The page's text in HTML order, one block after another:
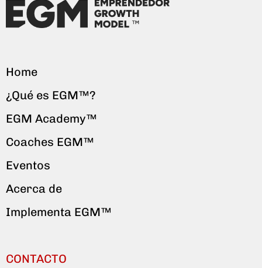
CONTACTO
Home
¿Qué es EGM™?
EGM Academy™
Coaches EGM™
Eventos
Acerca de
Implementa EGM™